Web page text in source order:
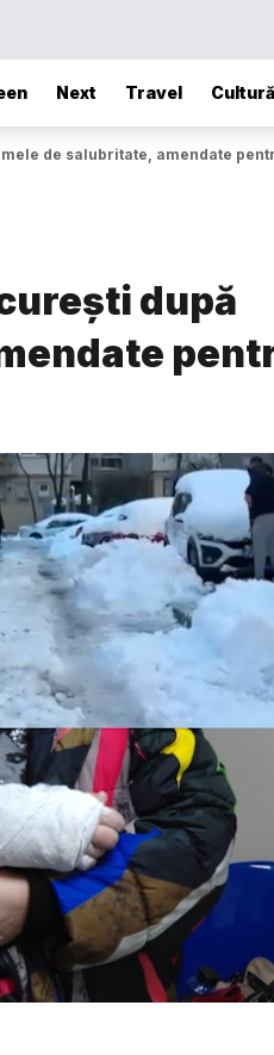
Next Travel Cultură
de salubritate, amendate
după